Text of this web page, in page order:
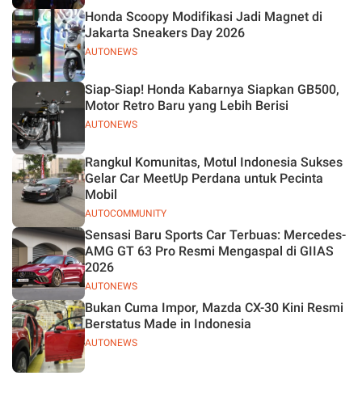
AUTONEWS
Honda Scoopy Modifikasi Jadi Magnet di
Jakarta Sneakers Day 2026
AUTONEWS
Siap-Siap! Honda Kabarnya Siapkan GB500,
Motor Retro Baru yang Lebih Berisi
AUTOCOMMUNITY
Rangkul Komunitas, Motul Indonesia Sukses
Gelar Car MeetUp Perdana untuk Pecinta
Mobil
AUTONEWS
Sensasi Baru Sports Car Terbuas: Mercedes-
AMG GT 63 Pro Resmi Mengaspal di GIIAS
2026
AUTONEWS
Bukan Cuma Impor, Mazda CX-30 Kini Resmi
Berstatus Made in Indonesia